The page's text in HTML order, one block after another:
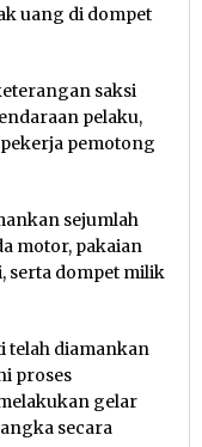
uang di dompet
saksi
pelaku,
pemotong
sejumlah
motor, pakaian
serta dompet milik
telah diamankan
proses
gelar
secara